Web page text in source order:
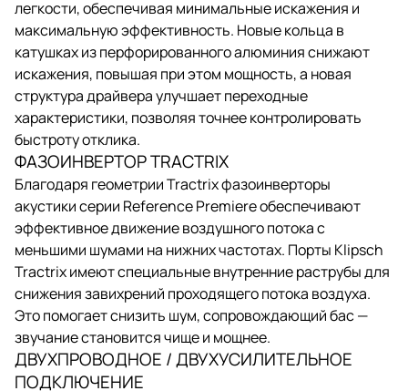
легкости, обеспечивая минимальные искажения и
максимальную эффективность. Новые кольца в
катушках из перфорированного алюминия снижают
искажения, повышая при этом мощность, а новая
структура драйвера улучшает переходные
характеристики, позволяя точнее контролировать
быстроту отклика.
ФАЗОИНВЕРТОР TRACTRIX
Благодаря геометрии Tractrix фазоинверторы
акустики серии Reference Premiere обеспечивают
эффективное движение воздушного потока с
меньшими шумами на нижних частотах. Порты Klipsch
Tractrix имеют специальные внутренние раструбы для
снижения завихрений проходящего потока воздуха.
Это помогает снизить шум, сопровождающий бас —
звучание становится чище и мощнее.
ДВУХПРОВОДНОЕ / ДВУХУСИЛИТЕЛЬНОЕ
ПОДКЛЮЧЕНИЕ